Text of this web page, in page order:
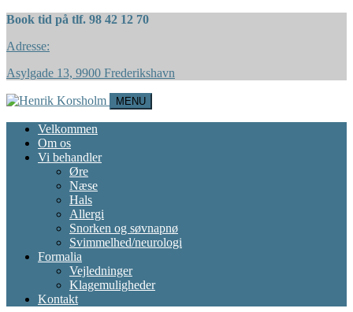
Book tid på tlf. 98 42 12 70
Adresse:
Asylgade 13, 9900 Frederikshavn
MENU
Velkommen
Om os
Vi behandler
Øre
Næse
Hals
Allergi
Snorken og søvnapnø
Svimmelhed/neurologi
Formalia
Vejledninger
Klagemuligheder
Kontakt